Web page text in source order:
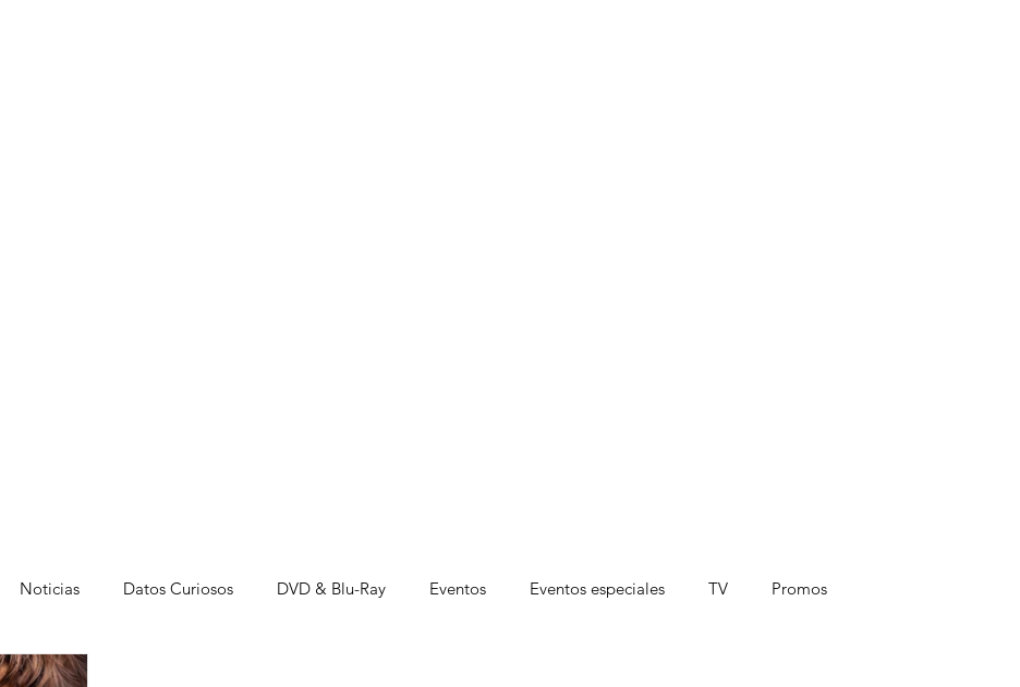
Noticias Datos Curiosos DVD & Blu-Ray Eventos Eventos especiales TV Promos
Entrevistas